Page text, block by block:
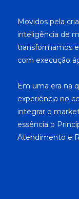
Movidos pela
inteligência de
transformamos
com execução
Em uma era na
experiência no
integrar o
essência o
Atendimento e